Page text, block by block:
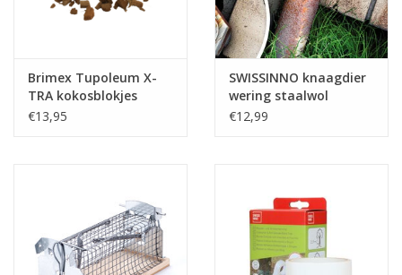
Onkruid & Reiniging
Boom bewatering
Brimex Tupoleum X-
TRA kokosblokjes
€13,95
SWISSINNO knaagdier
wering staalwol
€12,99